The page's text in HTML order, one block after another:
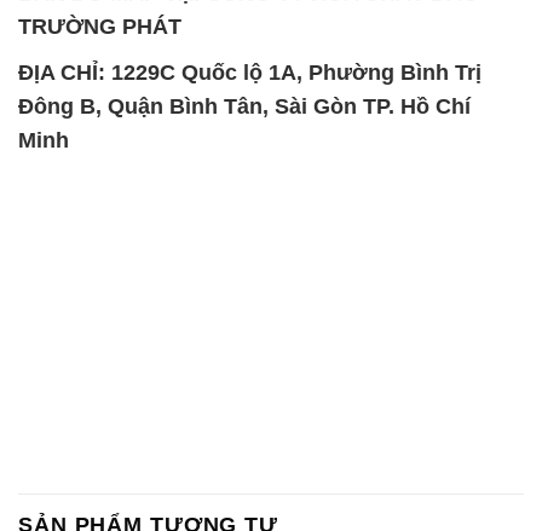
TRƯỜNG PHÁT
ĐỊA CHỈ: 1229C Quốc lộ 1A, Phường Bình Trị
Đông B, Quận Bình Tân, Sài Gòn TP. Hồ Chí
Minh
SẢN PHẨM TƯƠNG TỰ